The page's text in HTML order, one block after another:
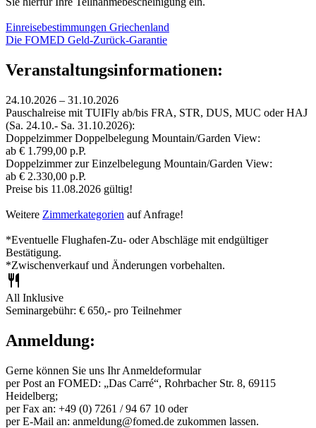
Einreisebestimmungen Griechenland
Die FOMED Geld-Zurück-Garantie
Veranstaltungsinformationen:
24.10.2026 – 31.10.2026
Pauschalreise mit TUIFly ab/bis FRA, STR, DUS, MUC oder HAJ
(Sa. 24.10.- Sa. 31.10.2026):
Doppelzimmer Doppelbelegung Mountain/Garden View:
ab € 1.799,00 p.P.
Doppelzimmer zur Einzelbelegung Mountain/Garden View:
ab € 2.330,00 p.P.
Preise bis 11.08.2026 gültig!
Weitere Zimmerkategorien auf Anfrage!
*Eventuelle Flughafen-Zu- oder Abschläge mit endgültiger
Bestätigung.
*Zwischenverkauf und Änderungen vorbehalten.
All Inklusive
Seminargebühr: € 650,- pro Teilnehmer
Anmeldung:
Gerne können Sie uns Ihr Anmeldeformular
per Post an FOMED: „Das Carré“, Rohrbacher Str. 8, 69115
Heidelberg;
per Fax an: +49 (0) 7261 / 94 67 10 oder
per E-Mail an: anmeldung@fomed.de zukommen lassen.